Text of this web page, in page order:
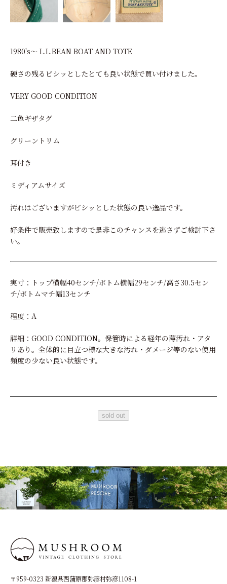
1980's～ L.L.BEAN BOAT AND TOTE
硬さの残るビシッとしたとても良い状態で買い付けました。
VERY GOOD CONDITION
二色ギザタグ
グリーントリム
耳付き
ミディアムサイズ
汚れはございますがビシッとした状態の良い逸品です。
好条件で販売致しますので是非このチャンスを逃さずご検討下さ
い。
実寸：トップ横幅40センチ/ボトム横幅29センチ/高さ30.5セン
チ/ボトムマチ幅13センチ
程度：A
詳細：GOOD CONDITION。保管時による経年の薄汚れ・アタ
リあり。全体的に目立つ様な大きな汚れ・ダメージ等のない使用
頻度の少ない良い状態です。
sold out
〒959-0323 新潟県西蒲原郡弥彦村弥彦1108-1